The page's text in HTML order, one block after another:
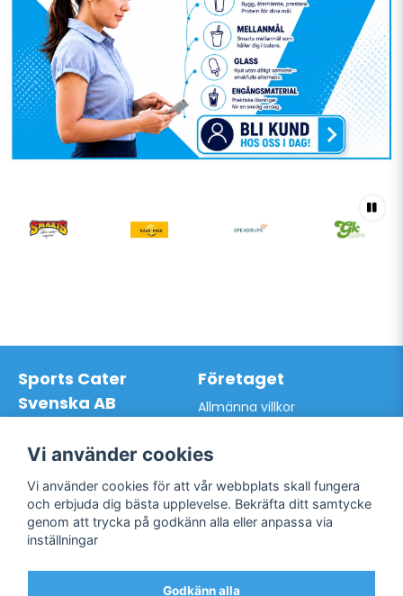
Sports Cater
Svenska AB
Org.nr: 559024-7762
Mail:info@sportscater.se
Företaget
Allmänna villkor
Bli kund / Logga in
Support
Allmänna villkor
Facebook
Vi använder cookies
Vi använder cookies för att vår webbplats skall fungera
och erbjuda dig bästa upplevelse. Bekräfta ditt samtycke
genom att trycka på godkänn alla eller anpassa via
inställningar
Godkänn alla